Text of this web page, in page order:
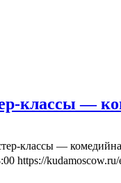
классы —
классы —
https://